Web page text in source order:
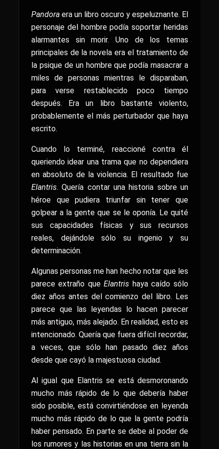
Pandora era un libro oscuro y espeluznante. El
personaje del hombre podía soportar heridas
alarmantes sin morir. Uno de los temas
principales de la novela era el tratamiento de
la psique de un hombre que podía masacrar a
miles de personas mientras le disparaban,
para verse restablecido poco tiempo
después. Era un libro bastante violento,
probablemente el más perturbador que haya
escrito.
Cuando lo terminé, reaccioné contra él
queriendo idear una trama que no dependiera
en absoluto de la violencia. El resultado fue
Elantris. Quería contar una historia sobre un
héroe que pudiera triunfar sin tener que
golpear a la gente que se le oponía. Le quité
sus capacidades físicas y sus recursos
reales, dejándole sólo su ingenio y su
determinación.
Algunas personas me han hecho notar que les
parece extraño que Elantris haya caído sólo
diez años antes del comienzo del libro. Les
parece que las leyendas lo hacen parecer
más antiguo, más alejado. En realidad, esto es
intencionado. Quería que fuera difícil recordar,
a veces, que sólo han pasado diez años
desde que cayó la majestuosa ciudad.
Al igual que Elantris se está desmoronando
mucho más rápido de lo que debería haber
sido posible, está convirtiéndose en leyenda
mucho más rápido de lo que la gente podría
haber pensado. En parte se debe al poder de
los rumores y las historias en una tierra sin la